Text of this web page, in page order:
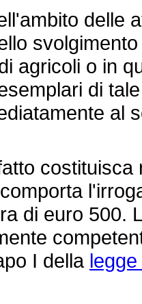
delle
agricoli o in
di
al
costituisca
di euro 500.
I della